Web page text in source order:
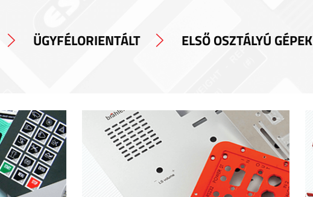
ÜGYFÉLORIENTÁLT ELSŐ OSZTÁLYÚ GÉPEK